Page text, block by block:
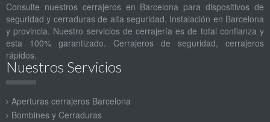
Consulte nuestros cerrajeros en Barcelona para dispositivos de
seguridad y cerraduras de alta seguridad. Instalación en Barcelona
y provincia. Nuestro servicios de cerrajería es de total confianza y
esta 100% garantizado. Cerrajeros de seguridad, cerrajeros
rápidos.
Nuestros Servicios
Aperturas cerrajeros Barcelona
Bombines y Cerraduras